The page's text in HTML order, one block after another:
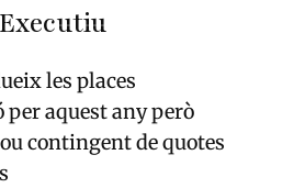
les places
aquest any però
contingent de quotes